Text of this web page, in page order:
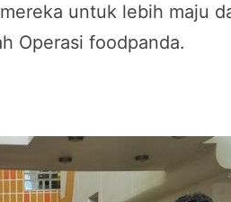
untuk lebih maju
Operasi foodpanda.